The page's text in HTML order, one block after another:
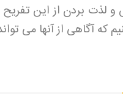
لذت بردن از این
که آگاهی از آنها می